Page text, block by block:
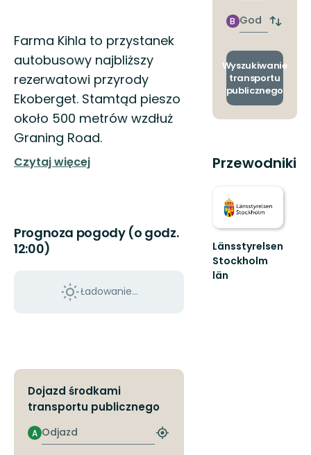
Opis
Farma Kihla to przystanek
autobusowy najbliższy
rezerwatowi przyrody
Ekoberget. Stamtąd pieszo
około 500 metrów wzdłuż
Graning Road.
Czytaj więcej
Prognoza pogody (o godz.
12:00)
Ładowanie...
Dojazd środkami
transportu publicznego
Odjazd
A
Znajdź
Godzinie
przyjazdu
B
Zmiana
i
Wyszukiwanie
transportu
publicznego
Przewodniki
Länsstyrelsen
Stockholm
län